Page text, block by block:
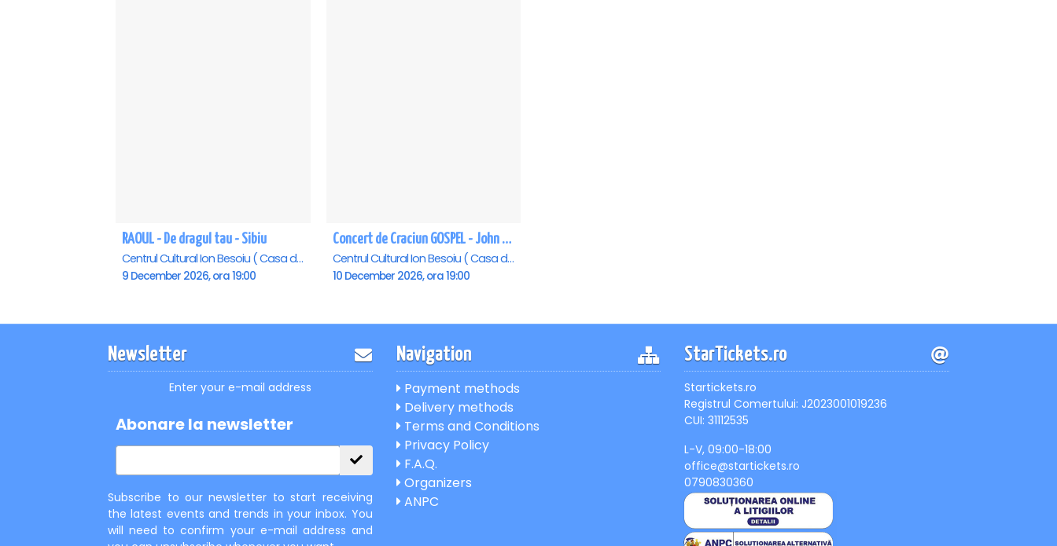
RAOUL - De dragul tau - Sibiu
Centrul Cultural Ion Besoiu ( Casa de Cultura a Sindicatelor ), Sibiu
9 December 2026, ora 19:00
Concert de Craciun GOSPEL - John Lakin & friends - Sibiu
Centrul Cultural Ion Besoiu ( Casa de Cultura a Sindicatelor ), Sibiu
10 December 2026, ora 19:00
Newsletter
Enter your e-mail address
Abonare la newsletter
Subscribe to our newsletter to start receiving
the latest events and trends in your inbox. You
will need to confirm your e-mail address and
Navigation
Payment methods
Delivery methods
Terms and Conditions
Privacy Policy
F.A.Q.
Organizers
ANPC
StarTickets.ro
Startickets.ro
Registrul Comertului: J2023001019236
CUI: 31112535
L-V, 09:00-18:00
office@startickets.ro
0790830360